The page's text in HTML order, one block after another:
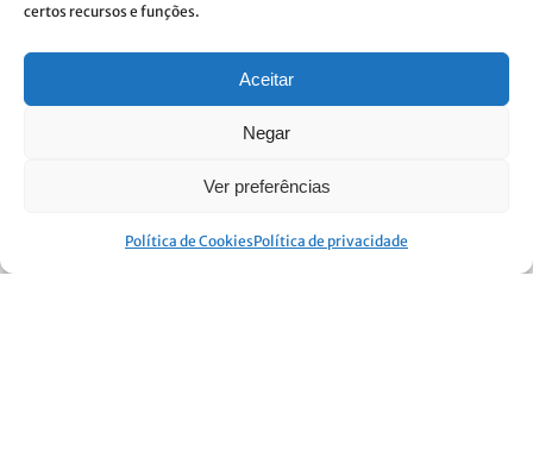
certos recursos e funções.
Aceitar
Negar
Ver preferências
Política de CookiesPolítica de privacidade
Termos e condições
Política CVIS
Política de privacidade